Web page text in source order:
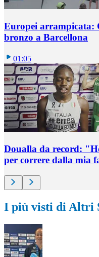
Europei arrampicata:
bronzo a Barcellona
01:05
Doualla da record:
per correre dalla mia
I più visti di Altri